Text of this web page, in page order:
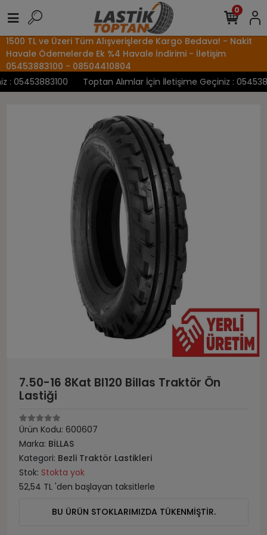
1500 TL ve Üzeri Tüm Alışverişlerde Kargo Bedava! - Nakit
Havale Ödemelerde Ek %4 Havale İndirimi - İletişim
05453883100 - 08504410804
05453883100
Toptan Alımlar İçin İletişime Geçiniz :
0
7.50-16 8Kat Bl120 Billas Traktör Ön
Lastiği
Ürün Kodu: 600607
Marka: BİLLAS
Kategori: Bezli Traktör Lastikleri
Stok: Stokta yok
52,54 TL 'den başlayan taksitlerle
BU ÜRÜN STOKLARIMIZDA TÜKENMİŞTİR.